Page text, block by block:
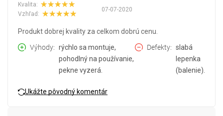
07-07-2020
Kvalita:
Vzhľad:
Produkt dobrej kvality za celkom dobrú cenu.
Výhody
rýchlo sa montuje,
pohodlný na používanie,
pekne vyzerá.
Defekty
slabá
lepenka
(balenie).
Ukážte pôvodný komentár